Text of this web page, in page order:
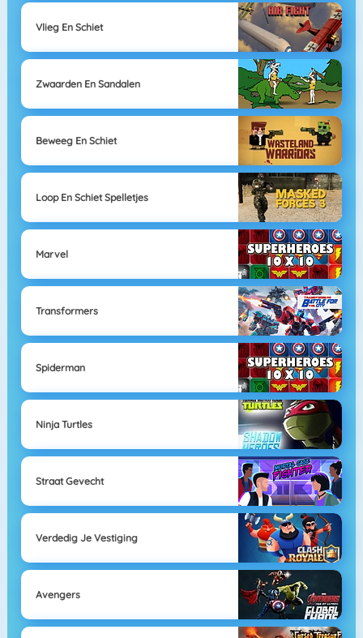
Vlieg En Schiet
Zwaarden En Sandalen
Beweeg En Schiet
Loop En Schiet Spelletjes
Marvel
Transformers
Spiderman
Ninja Turtles
Straat Gevecht
Verdedig Je Vestiging
Avengers